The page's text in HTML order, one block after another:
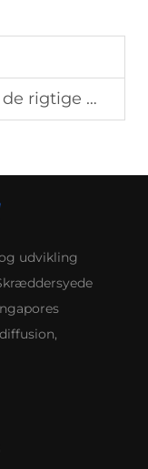
min aroma diffusor?
udvikling